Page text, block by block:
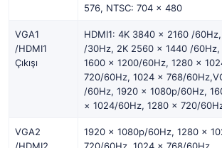
576, NTSC: 704 × 480
VGA1
/HDMI1
Çıkışı
HDMI1: 4K 3840 × 2160 /
/30Hz, 2K 2560 × 1440 /
1600 × 1200/60Hz, 1280 ×
720/60Hz, 1024 × 768/
/60Hz, 1920 × 1080p/60Hz,
× 1024/60Hz, 1280 × 720/
VGA2
1920 × 1080p/60Hz, 1280 ×